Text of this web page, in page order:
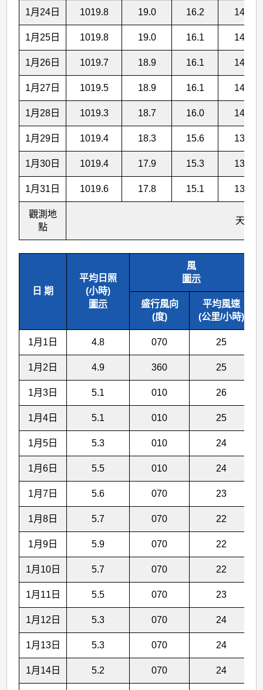
1月24日 1019.8 19.0 16.2 14.0
1月25日 1019.8 19.0 16.1 14.0
1月26日 1019.7 18.9 16.1 14.1
1月27日 1019.5 18.9 16.1 14.1
1月28日 1019.3 18.7 16.0 14.0
1月29日 1019.4 18.3 15.6 13.6
1月30日 1019.4 17.9 15.3 13.2
1月31日 1019.6 17.8 15.1 13.0
觀測地
點
天 文
日 期
平均日照
(小時)
圖示
風
圖示
盛行風向
(度)
平均風速
(公里/小時)
1月1日 4.8 070 25
1月2日 4.9 360 25
1月3日 5.1 010 26
1月4日 5.1 010 25
1月5日 5.3 010 24
1月6日 5.5 010 24
1月7日 5.6 070 23
1月8日 5.7 070 22
1月9日 5.9 070 22
1月10日 5.7 070 22
1月11日 5.5 070 23
1月12日 5.3 070 24
1月13日 5.3 070 24
1月14日 5.2 070 24